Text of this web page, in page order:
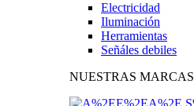
Electricidad
Iluminación
Herramientas
Señáles debiles
NUESTRAS MARCAS